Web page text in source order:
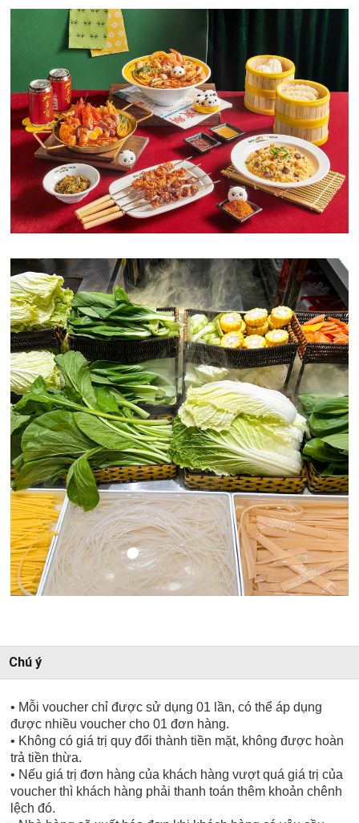
Chú ý
• Mỗi voucher chỉ được sử dụng 01 lần, có thể áp dụng
được nhiều voucher cho 01 đơn hàng.
• Không có giá trị quy đổi thành tiền mặt, không được hoàn
trả tiền thừa.
• Nếu giá trị đơn hàng của khách hàng vượt quá giá trị của
voucher thì khách hàng phải thanh toán thêm khoản chênh
lệch đó.